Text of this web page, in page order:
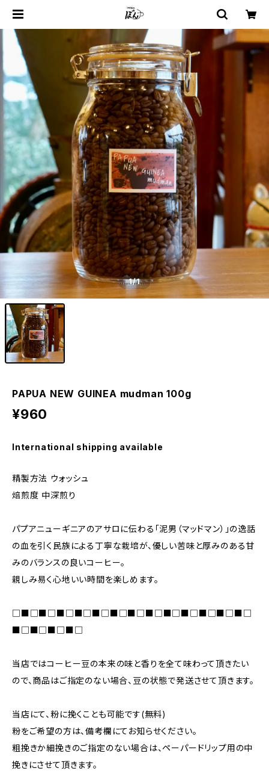
1/1
PAPUA NEW GUINEA mudman 100g
¥960
International shipping available
精製方法 ウォッシュ
焙煎度 中深煎り
パプアニューギニアのアサロに伝わる「泥男（マッドマン）」の逸話
の血を引く民族による丁寧な栽培が、優しい苦味と厚みのある甘
みのバランスの良いコーヒー。
親しみ易く心地いい時間を楽しめます。
□■□■□■□■□■□■□■□■□■□■□■□■□■□
■□■□■□■□
当店ではコーヒー豆の本来の味と香りを全て味わって頂きたい
ので、商品はご指定のない場合、豆の状態で発送させて頂きます。
当店にて、粉に挽くことも可能です(無料)
粉をご希望の方は、備考欄にてお知らせください。
粗挽きか細挽きのご指定のない場合は、ペーパードリップ用の中
挽きにさせて頂きます。